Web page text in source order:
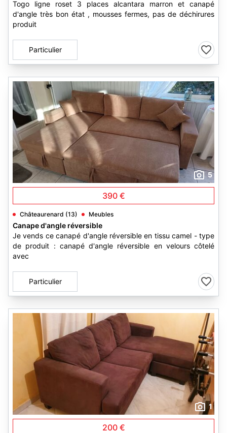
Togo ligne roset 3 places alcantara marron et canapé
d'angle très bon état , mousses fermes, pas de déchirures
produit
Particulier
5
390 €
Châteaurenard (13) Meubles
Canape d'angle réversible
Je vends ce canapé d'angle réversible en tissu camel - type
de produit : canapé d'angle réversible en velours côtelé
avec
Particulier
1
200 €